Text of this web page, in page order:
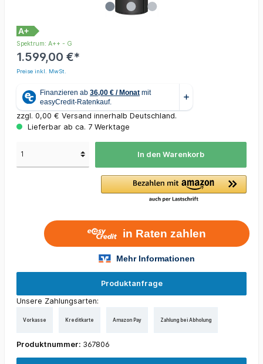
A+
Spektrum: A++ - G
1.599,00 €*
Preise inkl. MwSt.
zzgl. 0,00 € Versand innerhalb Deutschland.
Lieferbar ab ca. 7 Werktage
In den Warenkorb
Produktanfrage
Unsere Zahlungsarten:
Vorkasse Kreditkarte Amazon Pay Zahlung bei Abholung
Produktnummer: 367806